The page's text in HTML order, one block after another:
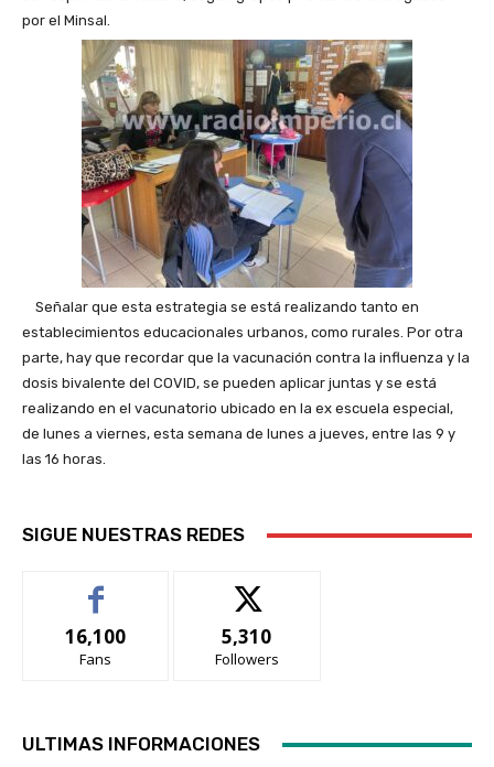
por el Minsal.
Señalar que esta estrategia se está realizando tanto en
establecimientos educacionales urbanos, como rurales. Por otra
parte, hay que recordar que la vacunación contra la influenza y la
dosis bivalente del COVID, se pueden aplicar juntas y se está
realizando en el vacunatorio ubicado en la ex escuela especial,
de lunes a viernes, esta semana de lunes a jueves, entre las 9 y
las 16 horas.
SIGUE NUESTRAS REDES
16,100
Fans
5,310
Followers
ULTIMAS INFORMACIONES